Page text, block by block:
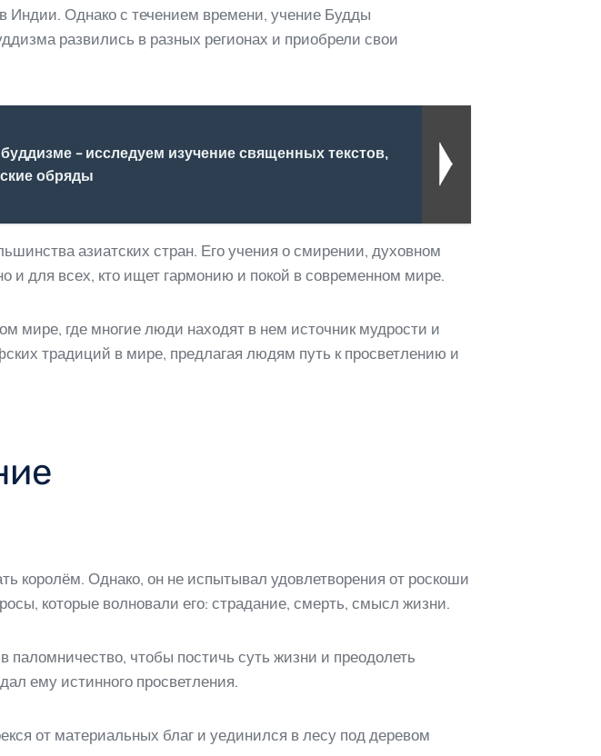
Индии. Однако с течением времени, учение Будды
развились в разных регионах и приобрели свои
буддизме - исследуем изучение священных текстов,
обряды
азиатских стран. Его учения о смирении, духовном
и для всех, кто ищет гармонию и покой в современном мире.
мире, где многие люди находят в нем источник мудрости и
традиций в мире, предлагая людям путь к просветлению и
королём. Однако, он не испытывал удовлетворения от роскоши
которые волновали его: страдание, смерть, смысл жизни.
чтобы постичь суть жизни и преодолеть
ему истинного просветления.
от материальных благ и уединился в лесу под деревом